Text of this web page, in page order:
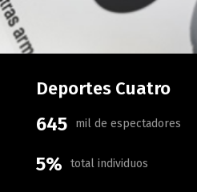
Deportes Cuatro
645 mil de espectadores
5% total individuos